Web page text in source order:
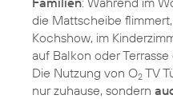
die Mattscheibe
Kochshow, im
auf Balkon oder
Die Nutzung von O2 TV
nur zuhause, sondern